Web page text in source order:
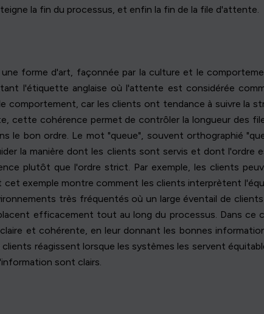
la fin du processus, et enfin la fin de la file d'attente.
forme d'art, façonnée par la culture et le
l'étiquette anglaise où l'attente est considérée
comportement, car les clients ont tendance à suivre la
cette cohérence permet de contrôler la longueur des
le bon ordre. Le mot "queue", souvent orthographié
la manière dont les clients sont servis et dont l'ordre
plutôt que l'ordre strict. Par exemple, les clients
exemple montre comment les clients interprètent
très fréquentés où un large éventail de
efficacement tout au long du processus. Dans ce
et cohérente, en leur donnant les bonnes
réagissent lorsque les systèmes les servent
sont clairs.